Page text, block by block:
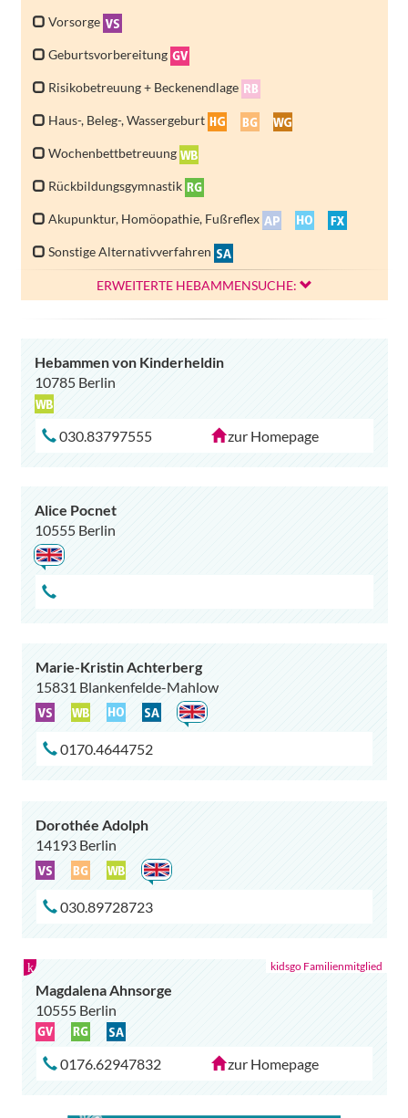
Vorsorge
Geburtsvorbereitung
Risikobetreuung + Beckenendlage
Haus-, Beleg-, Wassergeburt
Wochenbettbetreuung
Rückbildungsgymnastik
Akupunktur, Homöopathie, Fußreflex
Sonstige Alternativverfahren
ERWEITERTE HEBAMMENSUCHE:
Hebammen von Kinderheldin
10785 Berlin
030.83797555 zur Homepage
Alice Pocnet
10555 Berlin
Marie-Kristin Achterberg
15831 Blankenfelde-Mahlow
0170.4644752
Dorothée Adolph
14193 Berlin
030.89728723
Magdalena Ahnsorge
10555 Berlin
0176.62947832 zur Homepage